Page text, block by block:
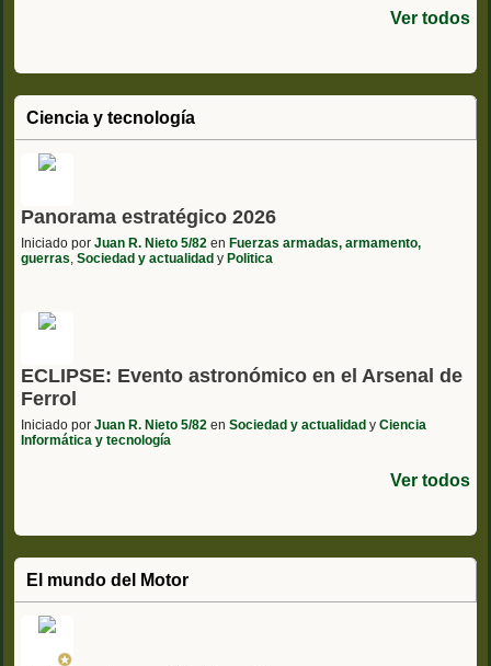
Ver todos
Ciencia y tecnología
Panorama estratégico 2026
Iniciado por Juan R. Nieto 5/82 en Fuerzas armadas, armamento,
guerras Sociedad y actualidad y Politica
ECLIPSE: Evento astronómico en el Arsenal de
Ferrol
Iniciado por Juan R. Nieto 5/82 en Sociedad y actualidad y Ciencia
Informática y tecnología
Ver todos
El mundo del Motor